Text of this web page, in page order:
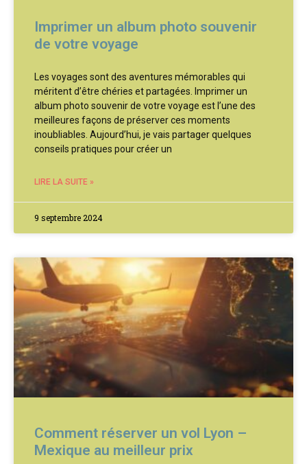
Imprimer un album photo souvenir
de votre voyage
Les voyages sont des aventures mémorables qui
méritent d’être chéries et partagées. Imprimer un
album photo souvenir de votre voyage est l’une des
meilleures façons de préserver ces moments
inoubliables. Aujourd’hui, je vais partager quelques
conseils pratiques pour créer un
LIRE LA SUITE »
9 septembre 2024
Comment réserver un vol Lyon –
Mexique au meilleur prix